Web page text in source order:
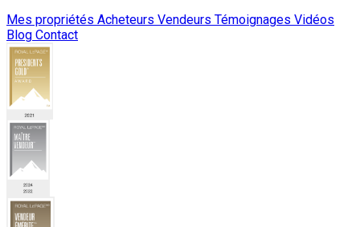
Mes propriétés Acheteurs Vendeurs Témoignages Vidéos
Blog Contact